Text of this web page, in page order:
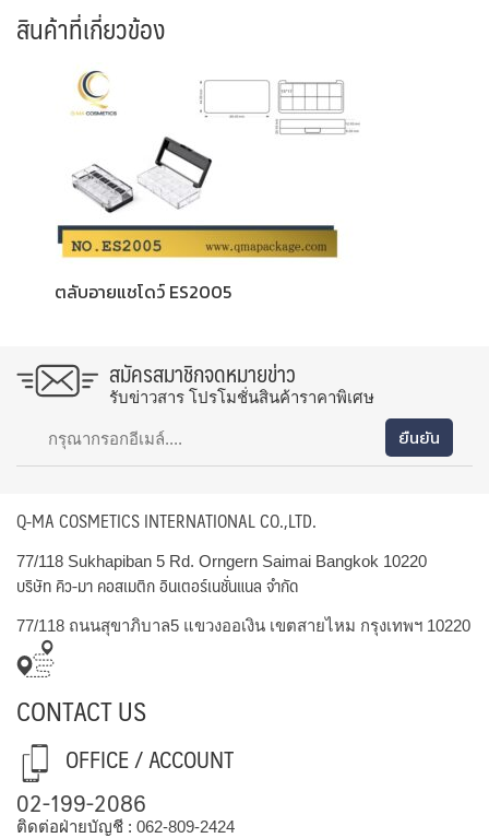
สินค้าที่เกี่ยวข้อง
ตลับอายแชโดว์ ES2005
สมัครสมาชิกจดหมายข่าว
รับข่าวสาร โปรโมชั่นสินค้าราคาพิเศษ
Q-MA COSMETICS INTERNATIONAL CO.,LTD.
77/118 Sukhapiban 5 Rd. Orngern Saimai Bangkok 10220
บริษัท คิว-มา คอสเมติก อินเตอร์เนชั่นแนล จำกัด
77/118 ถนนสุขาภิบาล5 แขวงออเงิน เขตสายไหม กรุงเทพฯ 10220
CONTACT US
OFFICE / ACCOUNT
02-199-2086
ติดต่อฝ่ายบัญชี : 062-809-2424